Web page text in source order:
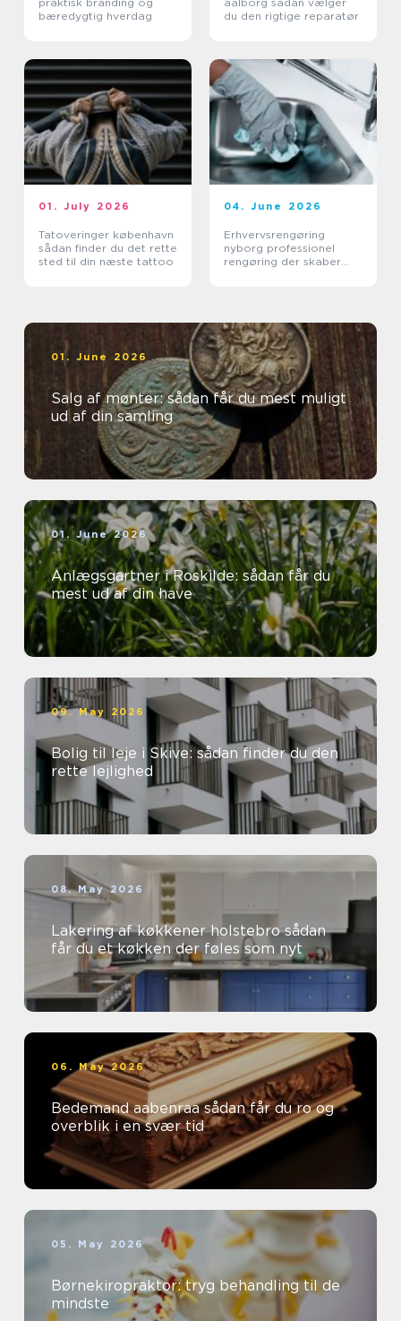
bæredygtig hverdag
du den rigtige reparatør
01. July 2026
Tatoveringer københavn
sådan finder du det rette
sted til din næste tattoo
04. June 2026
Erhvervsrengøring
nyborg professionel
rengøring der skaber
01. June 2026
Salg af mønter: sådan får du mest muligt
ud af din samling
01. June 2026
Anlægsgartner i Roskilde: sådan får du
mest ud af din have
09. May 2026
Bolig til leje i Skive: sådan finder du den
rette lejlighed
08. May 2026
Lakering af køkkener holstebro sådan
får du et køkken der føles som nyt
06. May 2026
Bedemand aabenraa sådan får du ro og
overblik i en svær tid
05. May 2026
Børnekiropraktor: tryg behandling til de
mindste